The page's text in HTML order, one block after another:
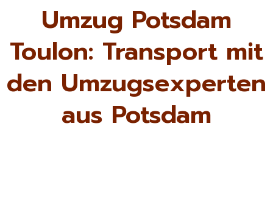
Umzug Potsdam
Toulon: Transport mit
den Umzugsexperten
aus Potsdam